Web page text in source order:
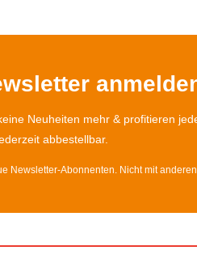
Neuheiten mehr & profitieren
abbestellbar.
Newsletter-Abonnenten. Nicht mit